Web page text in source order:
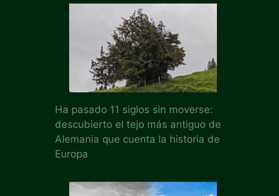
Ha pasado 11 siglos sin moverse:
descubierto el tejo más antiguo de
Alemania que cuenta la historia de
Europa